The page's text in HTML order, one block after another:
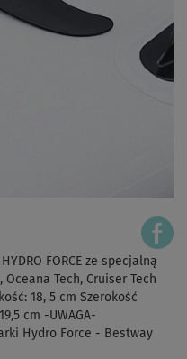
FORCE ze specjalną
Tech, Cruiser Tech
18, 5 cm Szerokość
cm -UWAGA-
Hydro Force - Bestway